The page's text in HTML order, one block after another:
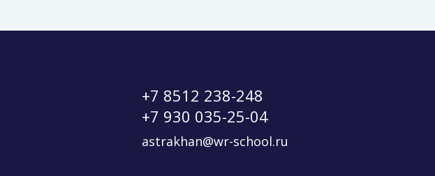
+7 8512 238-248
+7 930 035-25-04
astrakhan@wr-school.ru